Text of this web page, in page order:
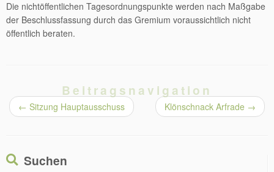
Die nichtöffentlichen Tagesordnungspunkte werden nach Maßgabe
der Beschlussfassung durch das Gremium voraussichtlich nicht
öffentlich beraten.
Beitragsnavigation
← Sitzung Hauptausschuss Klönschnack Arfrade →
Suchen